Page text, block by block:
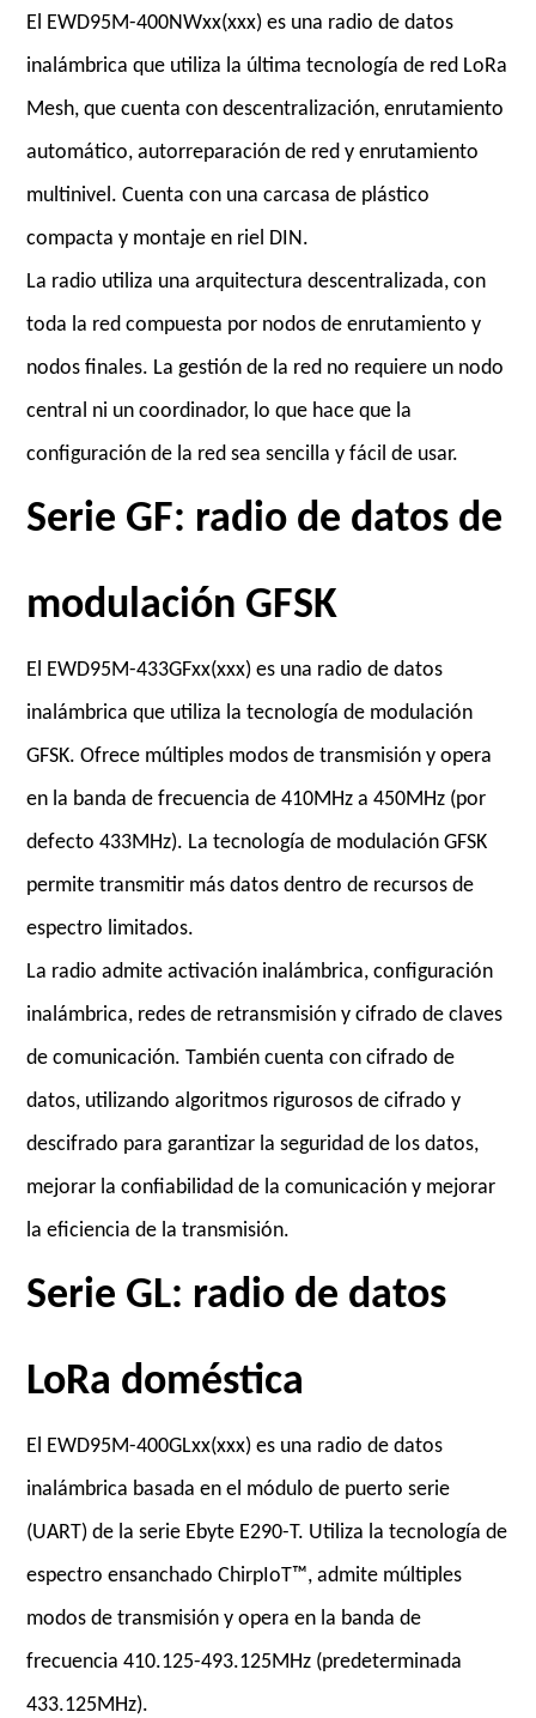
El EWD95M-400NWxx(xxx) es una radio de datos
inalámbrica que utiliza la última tecnología de red LoRa
Mesh, que cuenta con descentralización, enrutamiento
automático, autorreparación de red y enrutamiento
multinivel. Cuenta con una carcasa de plástico
compacta y montaje en riel DIN.
La radio utiliza una arquitectura descentralizada, con
toda la red compuesta por nodos de enrutamiento y
nodos finales. La gestión de la red no requiere un nodo
central ni un coordinador, lo que hace que la
configuración de la red sea sencilla y fácil de usar.
Serie GF: radio de datos de
modulación GFSK
El EWD95M-433GFxx(xxx) es una radio de datos
inalámbrica que utiliza la tecnología de modulación
GFSK. Ofrece múltiples modos de transmisión y opera
en la banda de frecuencia de 410MHz a 450MHz (por
defecto 433MHz). La tecnología de modulación GFSK
permite transmitir más datos dentro de recursos de
espectro limitados.
La radio admite activación inalámbrica, configuración
inalámbrica, redes de retransmisión y cifrado de claves
de comunicación. También cuenta con cifrado de
datos, utilizando algoritmos rigurosos de cifrado y
descifrado para garantizar la seguridad de los datos,
mejorar la confiabilidad de la comunicación y mejorar
la eficiencia de la transmisión.
Serie GL: radio de datos
LoRa doméstica
El EWD95M-400GLxx(xxx) es una radio de datos
inalámbrica basada en el módulo de puerto serie
(UART) de la serie Ebyte E290-T. Utiliza la tecnología de
espectro ensanchado ChirpIoT™, admite múltiples
modos de transmisión y opera en la banda de
frecuencia 410.125-493.125MHz (predeterminada
433.125MHz).